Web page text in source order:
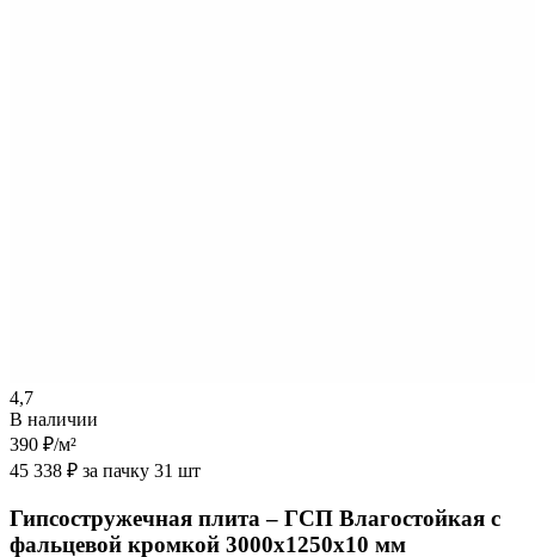
4,7
В наличии
390 ₽/м²
45 338 ₽ за пачку 31 шт
Гипсостружечная плита – ГСП Влагостойкая с
фальцевой кромкой 3000х1250х10 мм